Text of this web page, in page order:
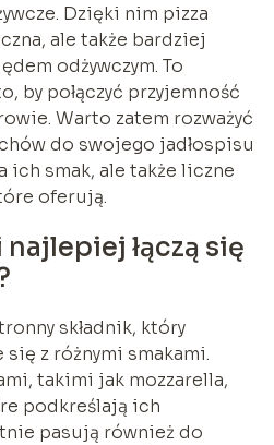
Dzięki nim pizza
ale także bardziej
odżywczym. To
by połączyć przyjemność
Warto zatem rozważyć
do swojego jadłospisu
ich smak, ale także liczne
oferują.
łączą się
składnik, który
z różnymi smakami.
takimi jak mozzarella,
podkreślają ich
pasują również do